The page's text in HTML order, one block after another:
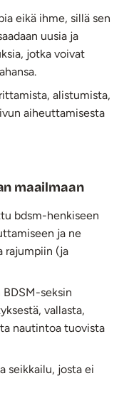
eikä ihme, sillä sen
uusia ja
jotka voivat
alistumista,
aiheuttamisesta
maailmaan
bdsm-henkiseen
ja ne
rajumpiin (ja
seksin
vallasta,
nautintoa tuovista
seikkailu, josta ei